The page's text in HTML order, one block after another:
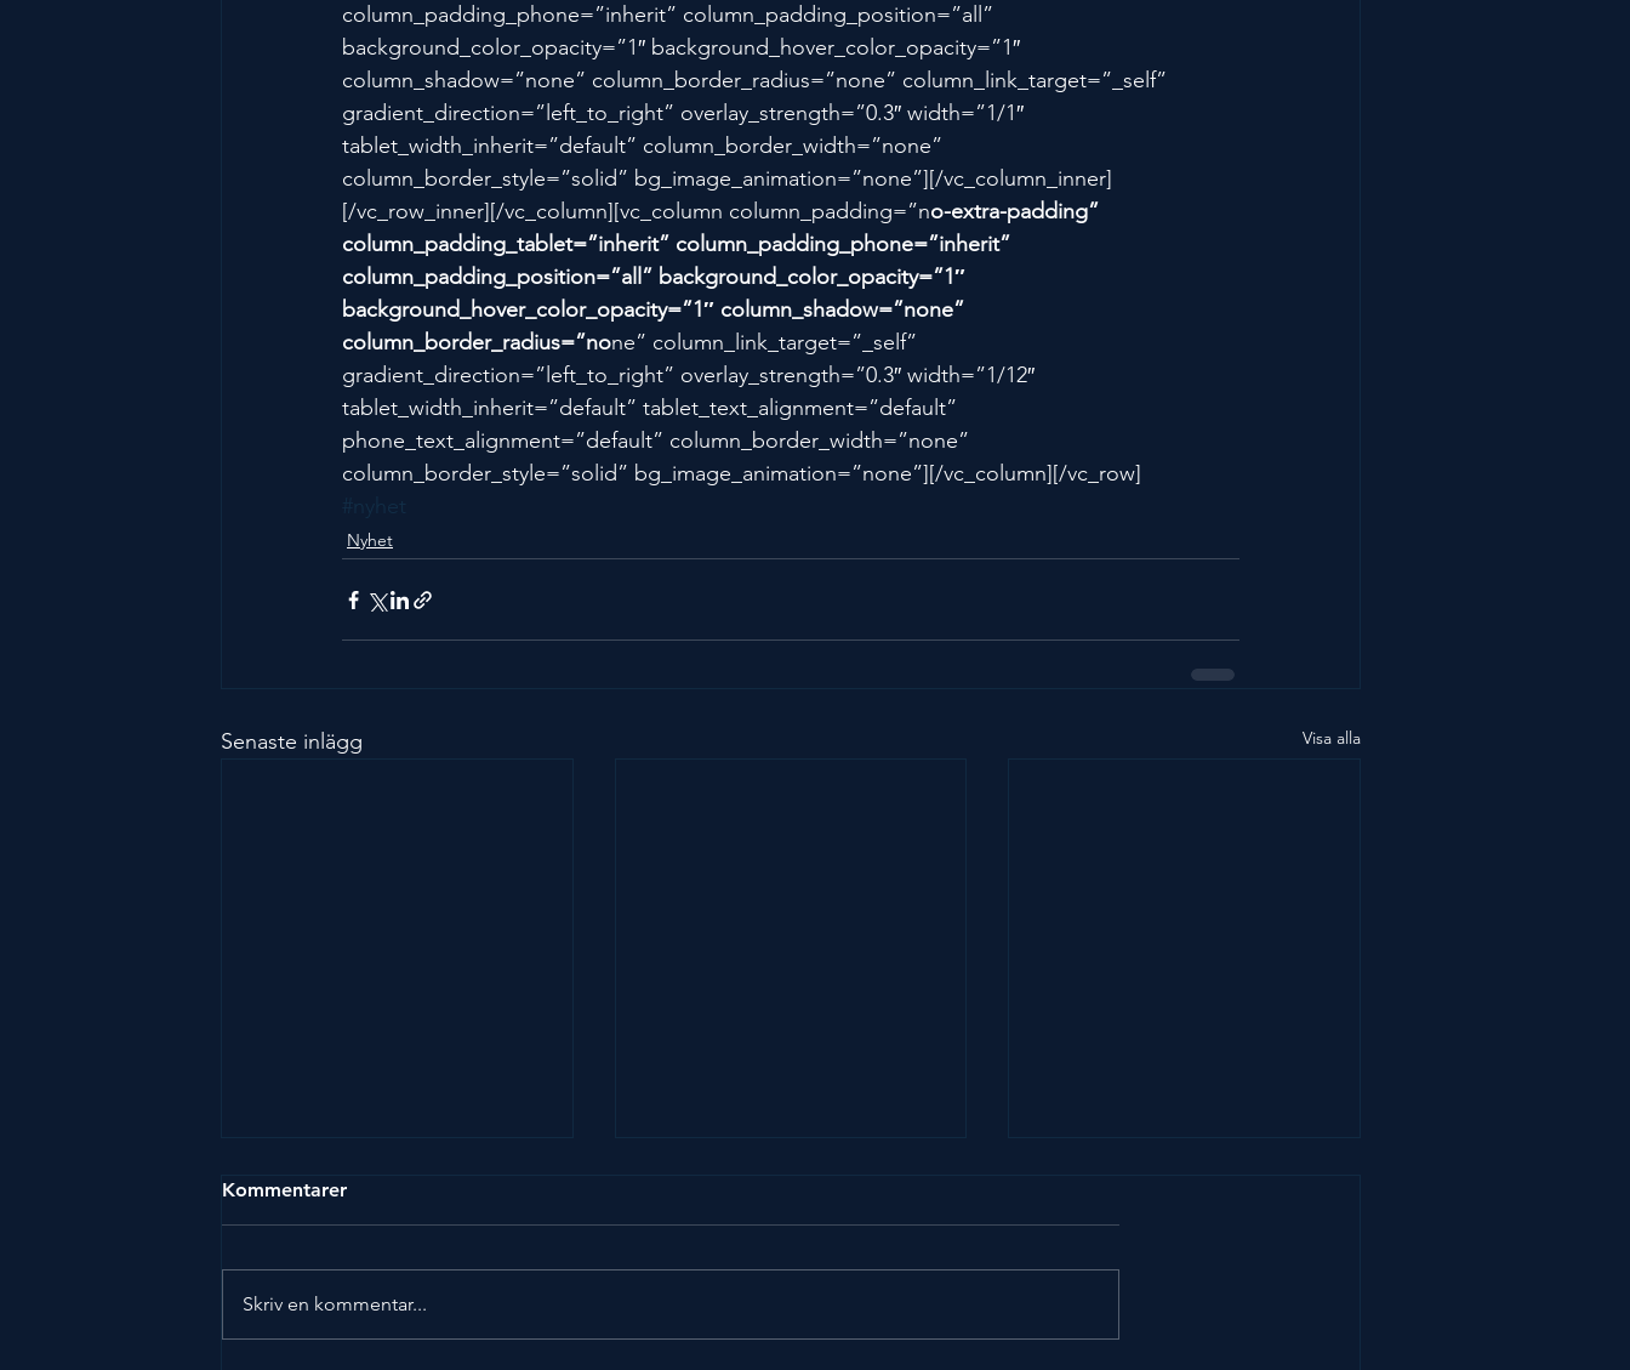
column_padding_phone=”inherit” column_padding_position=”all”
background_color_opacity=”1″ background_hover_color_opacity=”1″
column_shadow=”none” column_border_radius=”none” column_link_target=”_self”
gradient_direction=”left_to_right” overlay_strength=”0.3″ width=”1/1″
tablet_width_inherit=”default” column_border_width=”none”
column_border_style=”solid” bg_image_animation=”none”][/vc_column_inner]
[/vc_row_inner][/vc_column][vc_column column_padding=”no-extra-padding”
column_padding_tablet=”inherit” column_padding_phone=”inherit”
column_padding_position=”all” background_color_opacity=”1″
background_hover_color_opacity=”1″ column_shadow=”none”
column_border_radius=”none” column_link_target=”_self”
gradient_direction=”left_to_right” overlay_strength=”0.3″ width=”1/12″
tablet_width_inherit=”default” tablet_text_alignment=”default”
phone_text_alignment=”default” column_border_width=”none”
column_border_style=”solid” bg_image_animation=”none”][/vc_column][/vc_row]
Nyhet
Senaste inlägg Visa alla
Kommentarer
Skriv en kommentar...